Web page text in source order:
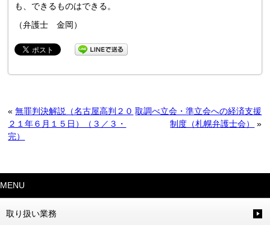
も、できるものはできる。
（弁護士 金岡）
«無罪判決解説（名古屋高判２０
２１年６月１５日）（３／３・
完）
取調べ立会・準立会への経済支援
制度（札幌弁護士会）
»
MENU
取り扱い業務